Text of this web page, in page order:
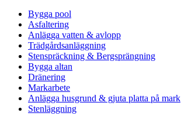
Bygga pool
Asfaltering
Anlägga vatten & avlopp
Trädgårdsanläggning
Stenspräckning & Bergsprängning
Bygga altan
Dränering
Markarbete
Anlägga husgrund & gjuta platta på mark
Stenläggning